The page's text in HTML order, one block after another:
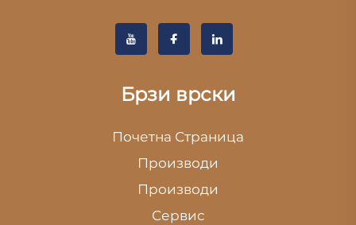
Брзи врски
Почетна Страница
Производи
Производи
Сервис